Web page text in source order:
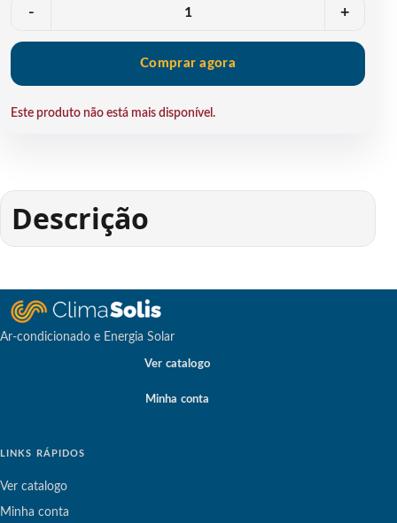
- +
Comprar agora
Este produto não está mais disponível.
Descrição
Ar-condicionado e Energia Solar
Ver catalogo
Minha conta
LINKS RÁPIDOS
Ver catalogo
Minha conta